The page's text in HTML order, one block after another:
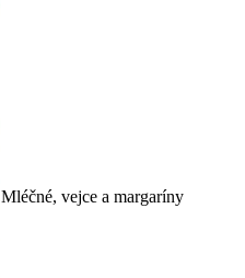
Mléčné, vejce a margaríny